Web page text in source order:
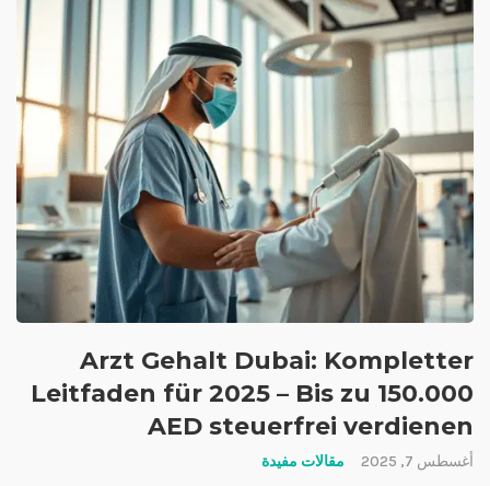
Arzt Gehalt Dubai: Kompletter
Leitfaden für 2025 – Bis zu 150.000
AED steuerfrei verdienen
أغسطس 7, 2025 مقالات مفيدة